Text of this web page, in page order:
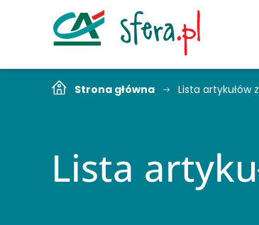
Strona główna Lista artykułów
Lista